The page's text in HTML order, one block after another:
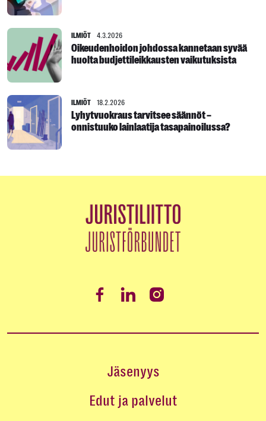
ILMIÖT 4.3.2026
Oikeudenhoidon johdossa kannetaan syvää
huolta budjettileikkausten vaikutuksista
ILMIÖT 18.2.2026
Lyhytvuokraus tarvitsee säännöt –
onnistuuko lainlaatija tasapainoilussa?
Jäsenyys
Edut ja palvelut